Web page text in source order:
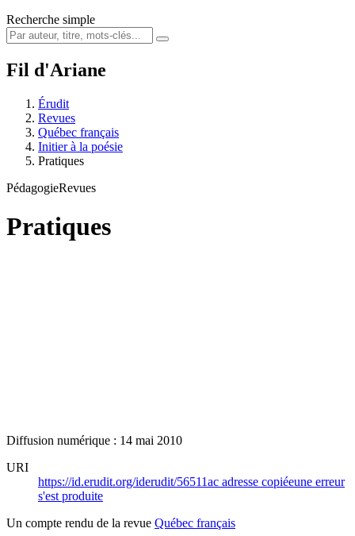
Recherche simple
Fil d'Ariane
Érudit
Revues
Québec français
Initier à la poésie
Pratiques
PédagogieRevues
Pratiques
Diffusion numérique : 14 mai 2010
URI
https://id.erudit.org/iderudit/56511ac adresse copiéeune erreur
s'est produite
Un compte rendu de la revue Québec français